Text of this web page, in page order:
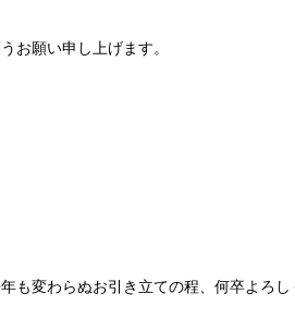
お願い申し上げます。
も変わらぬお引き立ての程、何卒よろ